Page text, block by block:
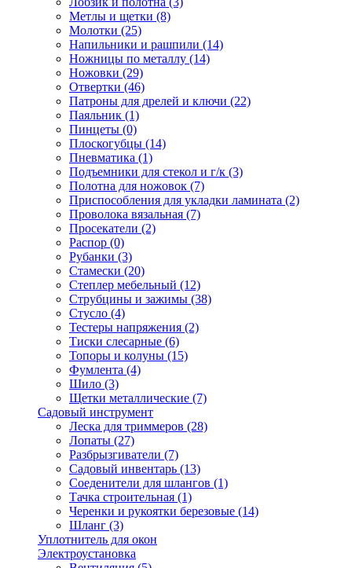
Метлы и щетки (8)
Молотки (25)
Напильники и рашпили (14)
Ножницы по металлу (14)
Ножовки (29)
Отвертки (46)
Патроны для дрелей и ключи (22)
Паяльник (1)
Пинцеты (0)
Плоскогубцы (14)
Пневматика (1)
Подъемники для стекол и г/к (3)
Полотна для ножовок (7)
Приспособления для укладки ламината (2)
Проволока вязальная (7)
Просекатели (2)
Распор (0)
Рубанки (3)
Стамески (20)
Степлер мебельный (12)
Струбцины и зажимы (38)
Стусло (4)
Тестеры напряжения (2)
Тиски слесарные (6)
Топоры и колуны (15)
Фумлента (4)
Шило (3)
Щетки металлические (7)
Садовый инструмент
Леска для триммеров (28)
Лопаты (27)
Разбрызгиватели (7)
Садовый инвентарь (13)
Соеденители для шлангов (1)
Тачка строительная (1)
Черенки и рукоятки березовые (14)
Шланг (3)
Уплотнитель для окон
Электроустановка